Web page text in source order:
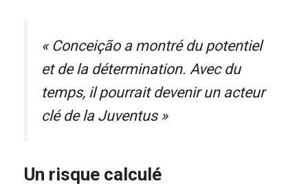
« Conceição a montré du potentiel
et de la détermination. Avec du
temps, il pourrait devenir un acteur
clé de la Juventus »
Un risque calculé